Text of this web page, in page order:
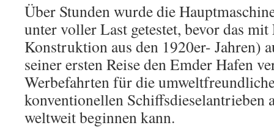
Über Stunden wurde die
unter voller Last getestet, bevor das
Konstruktion aus den 1920er- Jahren)
seiner ersten Reise den Emder Hafen
Werbefahrten für die
konventionellen Schiffsdieselantrieben
weltweit beginnen kann.